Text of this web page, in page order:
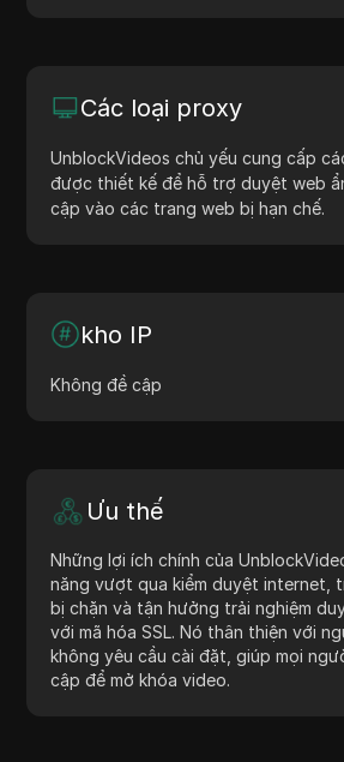
Các loại proxy
UnblockVideos chủ yếu cung cấp
được thiết kế để hỗ trợ duyệt web
cập vào các trang web bị hạn chế.
kho IP
Không đề cập
Ưu thế
Những lợi ích chính của
năng vượt qua kiểm duyệt internet,
bị chặn và tận hưởng trải nghiệm
với mã hóa SSL. Nó thân thiện với
không yêu cầu cài đặt, giúp mọi
cập để mở khóa video.